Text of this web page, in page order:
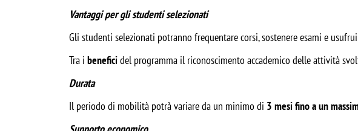
Vantaggi per gli studenti selezionati
Gli studenti selezionati potranno frequentare corsi, sostenere esami e
Tra i beneficidel programma il riconoscimento accademico delle attività
Durata
Il periodo di mobilità potrà variare da un minimo di 3 mesi fino a un